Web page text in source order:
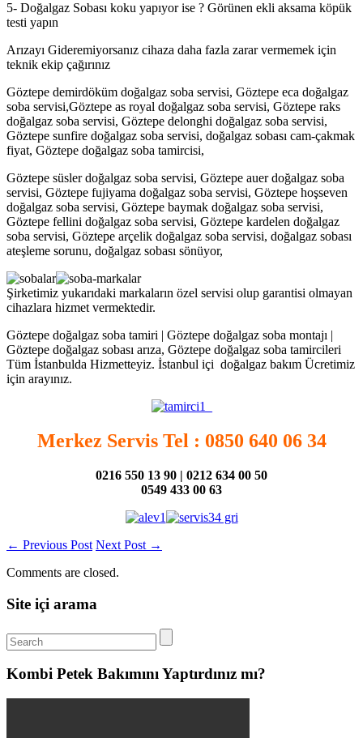
5- Doğalgaz Sobası koku yapıyor ise ? Görünen ekli aksama köpük
testi yapın
Arızayı Gideremiyorsanız cihaza daha fazla zarar vermemek için
teknik ekip çağırınız
Göztepe demirdöküm doğalgaz soba servisi, Göztepe eca doğalgaz
soba servisi,Göztepe as royal doğalgaz soba servisi, Göztepe raks
doğalgaz soba servisi, Göztepe delonghi doğalgaz soba servisi,
Göztepe sunfire doğalgaz soba servisi, doğalgaz sobası cam-çakmak
fiyat, Göztepe doğalgaz soba tamircisi,
Göztepe süsler doğalgaz soba servisi, Göztepe auer doğalgaz soba
servisi, Göztepe fujiyama doğalgaz soba servisi, Göztepe hoşseven
doğalgaz soba servisi, Göztepe baymak doğalgaz soba servisi,
Göztepe fellini doğalgaz soba servisi, Göztepe kardelen doğalgaz
soba servisi, Göztepe arçelik doğalgaz soba servisi, doğalgaz sobası
ateşleme sorunu, doğalgaz sobası sönüyor,
Şirketimiz yukarıdaki markaların özel servisi olup garantisi olmayan
cihazlara hizmet vermektedir.
Göztepe doğalgaz soba tamiri | Göztepe doğalgaz soba montajı |
Göztepe doğalgaz sobası arıza, Göztepe doğalgaz soba tamircileri
Tüm İstanbulda Hizmetteyiz. İstanbul içi doğalgaz bakım Ücretimiz
için arayınız.
Merkez Servis Tel : 0850 640 06 34
0216 550 13 90 | 0212 634 00 50
0549 433 00 63
← Previous Post Next Post →
Comments are closed.
Site içi arama
Kombi Petek Bakımını Yaptırdınız mı?